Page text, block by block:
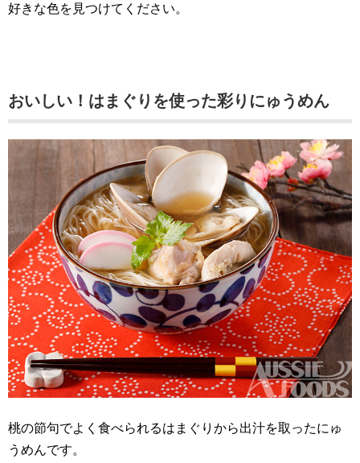
好きな色を見つけてください。
おいしい！はまぐりを使った彩りにゅうめん
桃の節句でよく食べられるはまぐりから出汁を取ったにゅ
うめんです。